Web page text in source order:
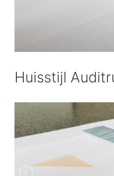
Huisstijl